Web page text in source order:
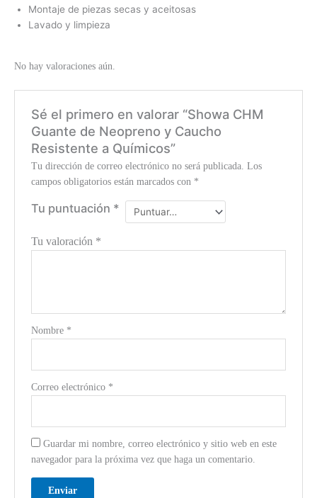
Montaje de piezas secas y aceitosas
Lavado y limpieza
No hay valoraciones aún.
Sé el primero en valorar “Showa CHM
Guante de Neopreno y Caucho
Resistente a Químicos”
Tu dirección de correo electrónico no será publicada. Los
campos obligatorios están marcados con *
Tu puntuación *
Tu valoración *
Nombre *
Correo electrónico *
Guardar mi nombre, correo electrónico y sitio web en este
navegador para la próxima vez que haga un comentario.